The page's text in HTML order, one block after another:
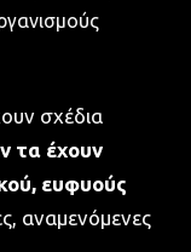
σχέδια
τα έχουν
ευφυούς
αναμενόμενες